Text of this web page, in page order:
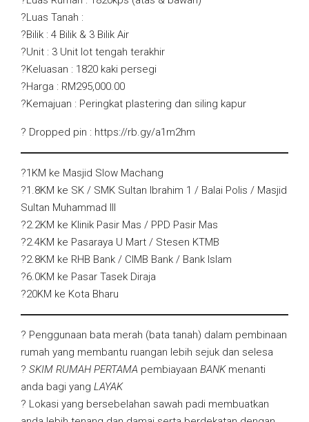
?Luas Tanah :
?Bilik : 4 Bilik & 3 Bilik Air
?Unit : 3 Unit lot tengah terakhir
?Keluasan : 1820 kaki persegi
?Harga : RM295,000.00
?Kemajuan : Peringkat plastering dan siling kapur
? Dropped pin : https://rb.gy/a1m2hm
?1KM ke Masjid Slow Machang
?1.8KM ke SK / SMK Sultan Ibrahim 1 / Balai Polis / Masjid
Sultan Muhammad III
?2.2KM ke Klinik Pasir Mas / PPD Pasir Mas
?2.4KM ke Pasaraya U Mart / Stesen KTMB
?2.8KM ke RHB Bank / CIMB Bank / Bank Islam
?6.0KM ke Pasar Tasek Diraja
?20KM ke Kota Bharu
? Penggunaan bata merah (bata tanah) dalam pembinaan
rumah yang membantu ruangan lebih sejuk dan selesa
? SKIM RUMAH PERTAMA pembiayaan BANKmenanti
anda bagi yang LAYAK
? Lokasi yang bersebelahan sawah padi membuatkan